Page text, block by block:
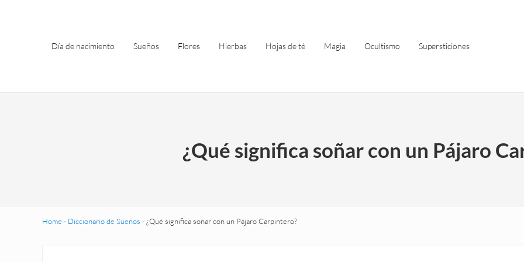
Día de nacimiento Sueños Flores Hierbas Hojas de té Magia Ocultismo Supersticiones
¿Qué significa soñar con un Pájaro
Home - Diccionario de Sueños - ¿Qué significa soñar con un Pájaro Carpintero?